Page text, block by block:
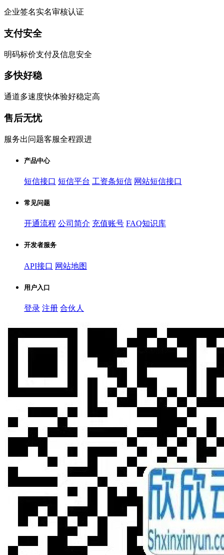
企业签名实名审核认证
支付安全
明码标价支付及信息安全
多快好稳
通道多速度快体验好稳定高
售后无忧
服务出问题客服全程跟进
产品中心
短信接口 短信平台 工资条短信 网站短信接口
常见问题
开通流程 公司简介 充值账号 FAQ知识库
开发者服务
API接口 网站地图
用户入口
登录 注册 合伙人